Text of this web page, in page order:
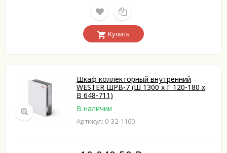
Купить
Шкаф коллекторный внутренний
WESTER ШРВ-7 (Ш 1300 х Г 120-180 х
В 648-711)
В наличии
Артикул: 0-32-1160